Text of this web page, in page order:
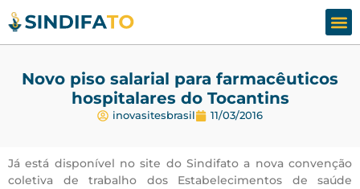
Novo piso salarial para farmacêuticos
hospitalares do Tocantins
inovasitesbrasil 11/03/2016
Já está disponível no site do Sindifato a nova convenção
coletiva de trabalho dos Estabelecimentos de saúde